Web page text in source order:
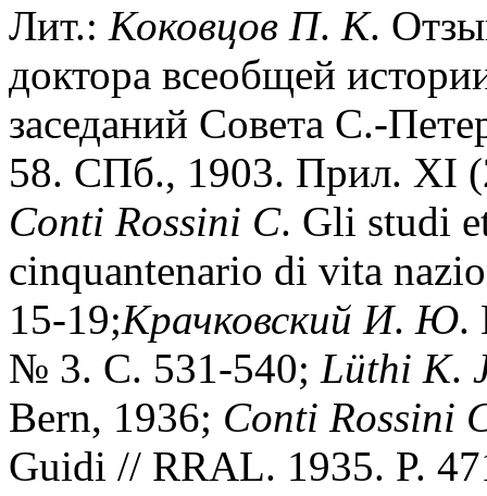
Лит.: Коковцов П. К.
доктора всеобщей
заседаний Совета С.-
58. СПб., 1903. Прил. XI
Conti Rossini C. Gli studi
cinquantenario di vita
15-19;Крачковский И. Ю.
№ 3. C. 531-540; Lüthi K.
Bern, 1936; Conti Rossini
Guidi // RRAL. 1935. P.